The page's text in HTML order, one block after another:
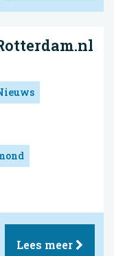
Lees meer